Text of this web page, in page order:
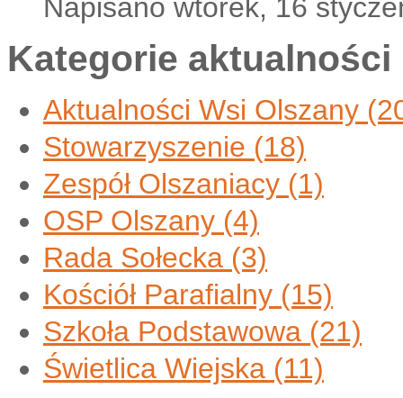
Napisano wtorek, 16
Kategorie aktualności
Aktualności Wsi Olszany
Stowarzyszenie (18)
Zespół Olszaniacy (1)
OSP Olszany (4)
Rada Sołecka (3)
Kościół Parafialny (15)
Szkoła Podstawowa (21)
Świetlica Wiejska (11)